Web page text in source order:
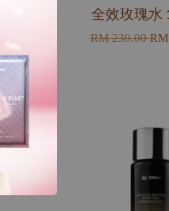
【1
全效玫瑰水
RM 230.00
SALE